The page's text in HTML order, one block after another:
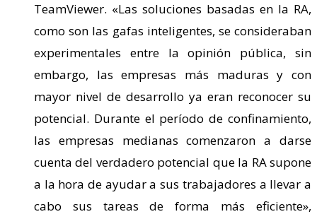
TeamViewer. «Las soluciones basadas en la RA,
como son las gafas inteligentes, se consideraban
experimentales entre la opinión pública, sin
embargo, las empresas más maduras y con
mayor nivel de desarrollo ya eran reconocer su
potencial. Durante el período de confinamiento,
las empresas medianas comenzaron a darse
cuenta del verdadero potencial que la RA supone
a la hora de ayudar a sus trabajadores a llevar a
cabo sus tareas de forma más eficiente»,